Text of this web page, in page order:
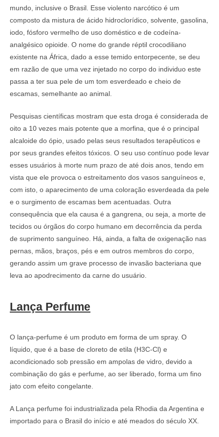
mundo, inclusive o Brasil. Esse violento narcótico é um
composto da mistura de ácido hidroclorídico, solvente, gasolina,
iodo, fósforo vermelho de uso doméstico e de codeína-
analgésico opioide. O nome do grande réptil crocodiliano
existente na África, dado a esse temido entorpecente, se deu
em razão de que uma vez injetado no corpo do individuo este
passa a ter sua pele de um tom esverdeado e cheio de
escamas, semelhante ao animal.
Pesquisas científicas mostram que esta droga é considerada de
oito a 10 vezes mais potente que a morfina, que é o principal
alcaloide do ópio, usado pelas seus resultados terapêuticos e
por seus grandes efeitos tóxicos. O seu uso contínuo pode levar
esses usuários à morte num prazo de até dois anos, tendo em
vista que ele provoca o estreitamento dos vasos sanguíneos e,
com isto, o aparecimento de uma coloração esverdeada da pele
e o surgimento de escamas bem acentuadas. Outra
consequência que ela causa é a gangrena, ou seja, a morte de
tecidos ou órgãos do corpo humano em decorrência da perda
de suprimento sanguíneo. Há, ainda, a falta de oxigenação nas
pernas, mãos, braços, pés e em outros membros do corpo,
gerando assim um grave processo de invasão bacteriana que
leva ao apodrecimento da carne do usuário.
Lança Perfume
O lança-perfume é um produto em forma de um spray. O
líquido, que é a base de cloreto de etila (H3C-Cl) e
acondicionado sob pressão em ampolas de vidro, devido a
combinação do gás e perfume, ao ser liberado, forma um fino
jato com efeito congelante.
A Lança perfume foi industrializada pela Rhodia da Argentina e
importado para o Brasil do início e até meados do século XX.